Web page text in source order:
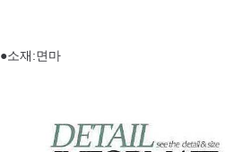
●소재:면마